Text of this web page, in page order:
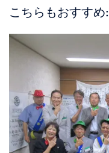
こちらもおすすめ: